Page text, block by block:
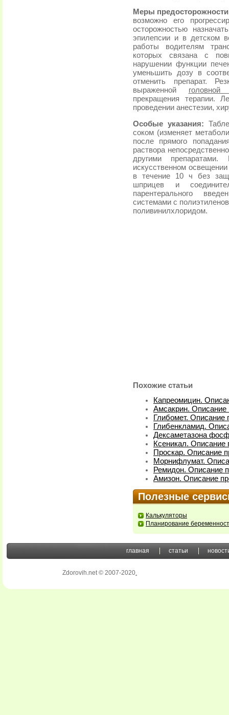
Меры
возможно его
осторожностью
эпилепсии и в детском
работы водителям
которых связана с
нарушении функции
уменьшить дозу в
отменить препарат.
выраженной
прекращения терапии.
проведении анестезии,
Особые указания:
соком (изменяет
после прямого
раствора
другими
искусственном
в течение 10 ч без
шприцев и
парентерального
системами с
поливинилхлоридом.
Похожие статьи
Капреомицин.
Амсакрин. Описание
Глибомет. Описание
Глибенкламид.
Дексаметазона
Ксеникал. Описание
Проскар. Описание
Морнифлумат.
Ремидон. Описание
Амизон. Описание
Полезные
Калькуляторы
Планирование
главная статьи
Zdorovih.net © 2007-2020